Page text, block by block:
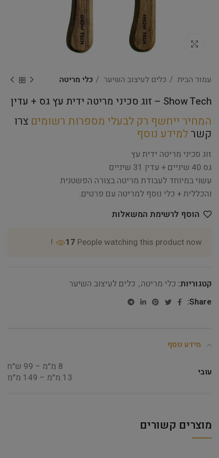
Click to enlarge
עמוד הבית כלים לעיצוב השיער כלי מריטה
Show Tech – זוג סכיני מריטה ידית עץ גס + עדין
המחיר ייחשף רק לבעלי מספרות רשומים צרו
קשרלמידע נוסף
זוג סכיני מריטה ידית עץ
גס 40 שיניים + עדין 31 שיניים
עשוי במיוחד לעבודת מריטה בצורה הפשטנית
והכללית + כלי נוסף למריטה עם פרטים.
הוסף לרשימת המשאלות
17 People watching this product now!
קטגוריות: כלי מריטה, כלים לעיצוב השיער
Share:
מידע נוסף
עובי
8 מ״מ – 99 ש״ח
13 מ״מ – 149 מ״מ
מוצרים קשורים